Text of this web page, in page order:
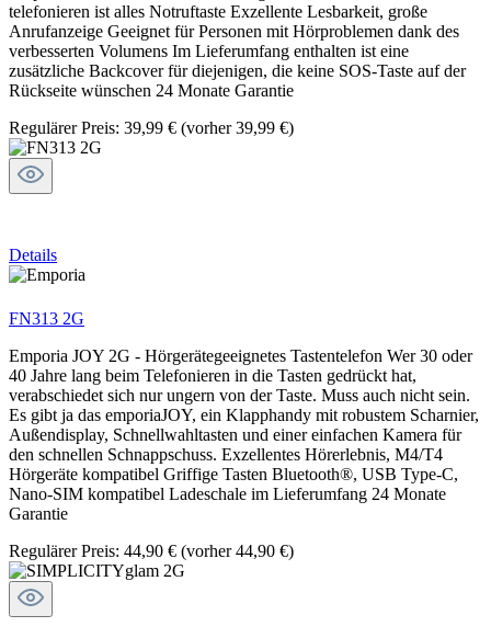
telefonieren ist alles Notruftaste Exzellente Lesbarkeit, große
Anrufanzeige Geeignet für Personen mit Hörproblemen dank des
verbesserten Volumens Im Lieferumfang enthalten ist eine
zusätzliche Backcover für diejenigen, die keine SOS-Taste auf der
Rückseite wünschen 24 Monate Garantie
Regulärer Preis: 39,99 € (vorher 39,99 €)
Details
FN313 2G
Emporia JOY 2G - Hörgerätegeeignetes Tastentelefon Wer 30 oder
40 Jahre lang beim Telefonieren in die Tasten gedrückt hat,
verabschiedet sich nur ungern von der Taste. Muss auch nicht sein.
Es gibt ja das emporiaJOY, ein Klapphandy mit robustem Scharnier,
Außendisplay, Schnellwahltasten und einer einfachen Kamera für
den schnellen Schnappschuss. Exzellentes Hörerlebnis, M4/T4
Hörgeräte kompatibel Griffige Tasten Bluetooth®, USB Type-C,
Nano-SIM kompatibel Ladeschale im Lieferumfang 24 Monate
Garantie
Regulärer Preis: 44,90 € (vorher 44,90 €)